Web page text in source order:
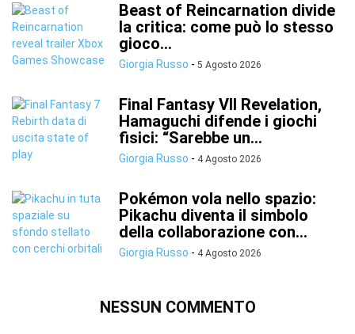
Beast of Reincarnation divide
la critica: come può lo stesso
gioco...
Giorgia Russo - 5 Agosto 2026
Final Fantasy VII Revelation,
Hamaguchi difende i giochi
fisici: “Sarebbe un...
Giorgia Russo - 4 Agosto 2026
Pokémon vola nello spazio:
Pikachu diventa il simbolo
della collaborazione con...
Giorgia Russo - 4 Agosto 2026
NESSUN COMMENTO